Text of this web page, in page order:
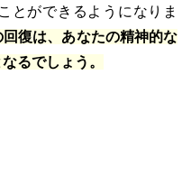
とができるようになりま
復は、あなたの精神的な
るでしょう。